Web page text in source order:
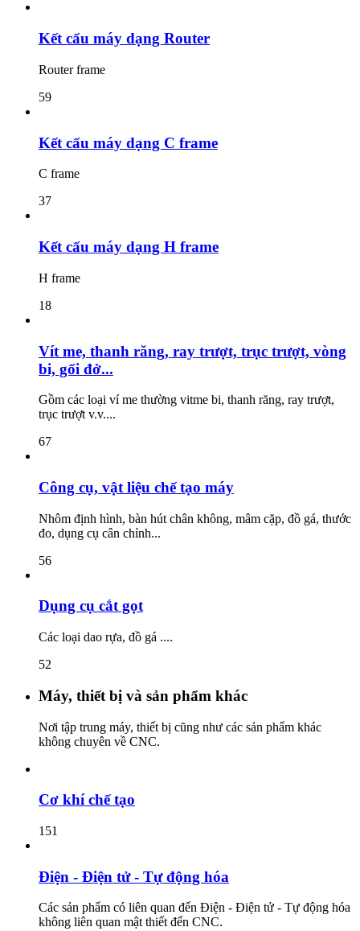
Kết cấu máy dạng Router
Router frame
59
Kết cấu máy dạng C frame
C frame
37
Kết cấu máy dạng H frame
H frame
18
Vít me, thanh răng, ray trượt, trục trượt, vòng
bi, gối đở...
Gồm các loại ví me thường vitme bi, thanh răng, ray trượt,
trục trượt v.v....
67
Công cụ, vật liệu chế tạo máy
Nhôm định hình, bàn hút chân không, mâm cặp, đồ gá, thước
đo, dụng cụ cân chỉnh...
56
Dụng cụ cắt gọt
Các loại dao rựa, đồ gá ....
52
Máy, thiết bị và sản phẩm khác
Nơi tập trung máy, thiết bị cũng như các sản phẩm khác
không chuyên về CNC.
Cơ khí chế tạo
151
Điện - Điện tử - Tự động hóa
Các sản phẩm có liên quan đến Điện - Điện tử - Tự động hóa
không liên quan mật thiết đến CNC.